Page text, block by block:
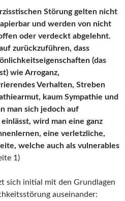
Störung gelten nicht
und werden von nicht
oder verdeckt abgelehnt.
zurückzuführen, dass
(das
wie Arroganz,
Verhalten, Streben
kaum Sympathie und
man sich jedoch auf
wird man eine ganz
eine verletzliche,
welche auch als vulnerables
1)
sich initial mit den Grundlagen
auseinander: